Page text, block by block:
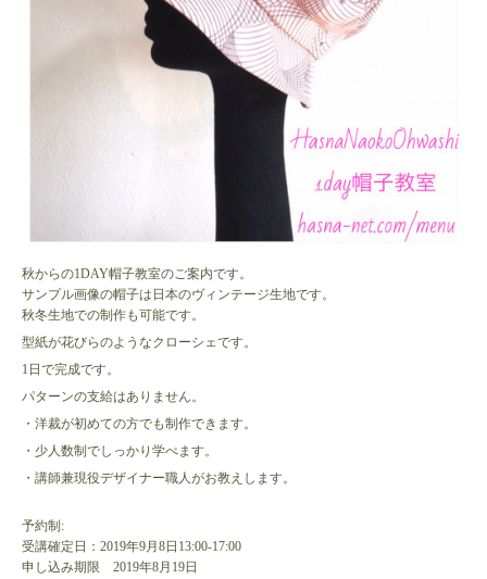
秋からの1DAY帽子教室のご案内です。
サンプル画像の帽子は日本のヴィンテージ生地です。
秋冬生地での制作も可能です。
型紙が花びらのようなクローシェです。
1日で完成です。
パターンの支給はありません。
・洋裁が初めての方でも制作できます。
・少人数制でしっかり学べます。
・講師兼現役デザイナー職人がお教えします。
予約制:
受講確定日：2019年9月8日13:00-17:00
申し込み期限 2019年8月19日